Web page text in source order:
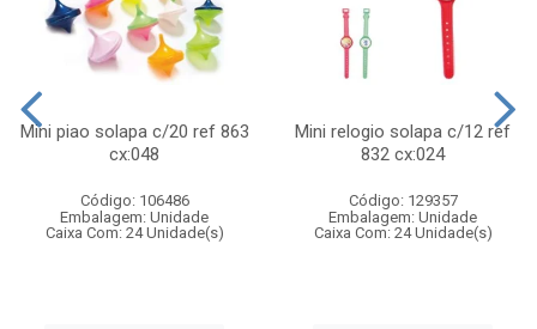
Mini piao solapa c/20 ref 863
cx:048
Código: 106486
Embalagem: Unidade
Caixa Com: 24 Unidade(s)
Mini relogio solapa c/12 ref
832 cx:024
Código: 129357
Embalagem: Unidade
Caixa Com: 24 Unidade(s)